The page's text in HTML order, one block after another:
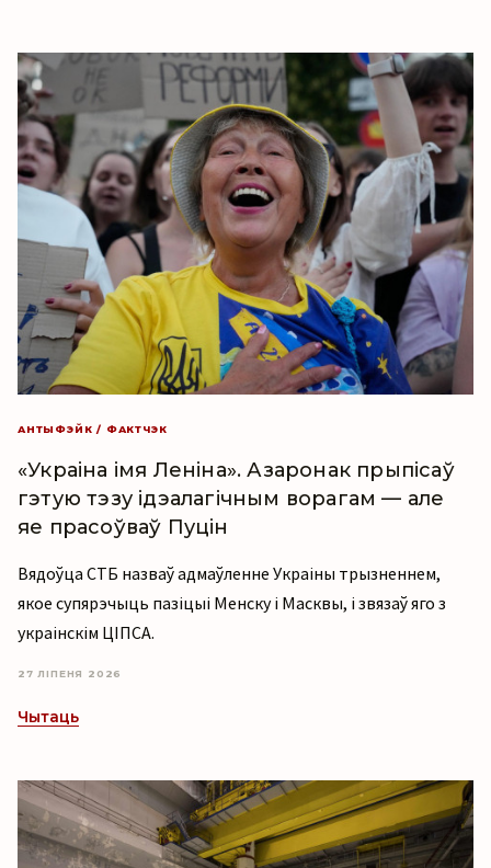
АНТЫФЭЙК / ФАКТЧЭК
«Украіна імя Леніна». Азаронак прыпісаў
гэтую тэзу ідэалагічным ворагам — але
яе прасоўваў Пуцін
Вядоўца СТБ назваў адмаўленне Украіны трызненнем,
якое супярэчыць пазіцыі Менску і Масквы, і звязаў яго з
украінскім ЦІПСА.
27 ЛІПЕНЯ 2026
Чытаць